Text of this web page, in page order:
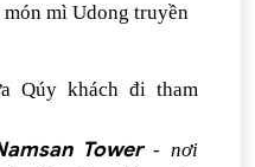
mì Udong truyền
Qúy khách đi tham
Tower - nơi